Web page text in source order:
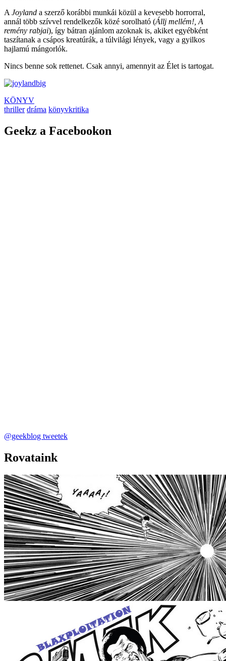
A Joyland a szerző korábbi munkái közül a kevesebb horrorral,
annál több szívvel rendelkezők közé sorolható (Állj mellém!, A
remény rabjai), így bátran ajánlom azoknak is, akiket egyébként
taszítanak a csápos kreatúrák, a túlvilági lények, vagy a gyilkos
hajlamú mángorlók.
Nincs benne sok rettenet. Csak annyi, amennyit az Élet is tartogat.
KÖNYV
thriller dráma könyvkritika
Geekz a Facebookon
@geekblog tweetek
Rovataink